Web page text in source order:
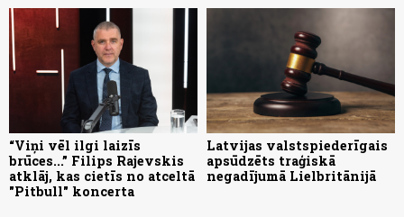
“Viņi vēl ilgi laizīs
brūces...” Filips Rajevskis
atklāj, kas cietīs no atceltā
"Pitbull" koncerta
Latvijas valstspiederīgais
apsūdzēts traģiskā
negadījumā Lielbritānijā